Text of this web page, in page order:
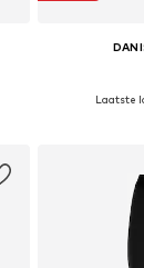
Beschikbare
Laatste